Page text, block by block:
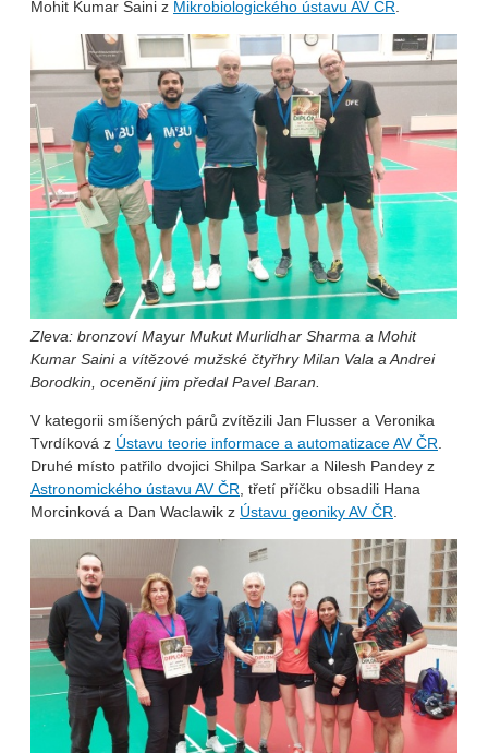
Mohit Kumar Saini z Mikrobiologického ústavu AV ČR
Zleva: bronzoví Mayur Mukut Murlidhar Sharma a Mohit
Kumar Saini a vítězové mužské čtyřhry Milan Vala a Andrei
Borodkin, ocenění jim předal Pavel Baran.
V kategorii smíšených párů zvítězili Jan Flusser a Veronika
Tvrdíková z Ústavu teorie informace a automatizace AV ČR
Druhé místo patřilo dvojici Shilpa Sarkar a Nilesh Pandey z
Astronomického ústavu AV ČR , třetí příčku obsadili Hana
Morcinková a Dan Waclawik z Ústavu geoniky AV ČR